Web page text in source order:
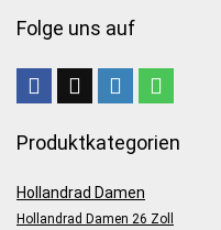
Folge uns auf
Produktkategorien
Hollandrad Damen
Hollandrad Damen 26 Zoll